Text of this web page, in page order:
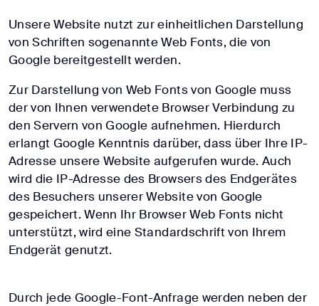
Unsere Website nutzt zur einheitlichen Darstellung
von Schriften sogenannte Web Fonts, die von
Google bereitgestellt werden.
Zur Darstellung von Web Fonts von Google muss
der von Ihnen verwendete Browser Verbindung zu
den Servern von Google aufnehmen. Hierdurch
erlangt Google Kenntnis darüber, dass über Ihre IP-
Adresse unsere Website aufgerufen wurde. Auch
wird die IP-Adresse des Browsers des Endgerätes
des Besuchers unserer Website von Google
gespeichert. Wenn Ihr Browser Web Fonts nicht
unterstützt, wird eine Standardschrift von Ihrem
Endgerät genutzt.
Durch jede Google-Font-Anfrage werden neben der